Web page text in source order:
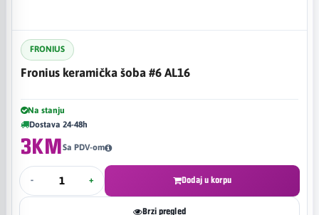
FRONIUS
Fronius keramička šoba #6 AL16
Na stanju
Dostava 24-48h
3KMSa PDV-om
- + Dodaj u korpu
Brzi pregled